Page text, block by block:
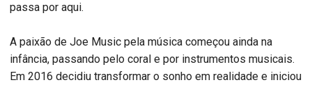
passa por aqui.
A paixão de Joe Music pela música começou ainda na
infância, passando pelo coral e por instrumentos musicais.
Em 2016 decidiu transformar o sonho em realidade e iniciou